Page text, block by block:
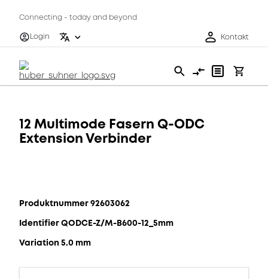
Connecting - today and beyond
Login
Kontakt
12 Multimode Fasern Q-ODC
Extension Verbinder
Produktnummer 92603062
Identifier QODCE-Z/M-B600-12_5mm
Variation 5.0 mm